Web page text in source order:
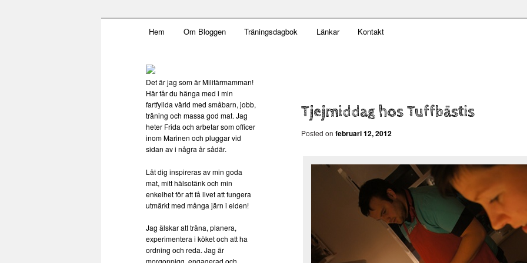
Militärmamman
Skip to primary content
Hem Om Bloggen Träningsdagbok Länkar Kontakt
Tjejmiddag hos Tuffbästis
Posted on februari 12, 2012
Det är jag som är Militärmamman!
Här får du hänga med i min
fartfyllda värld med småbarn, jobb,
träning och massa god mat. Jag
heter Frida och arbetar som officer
inom Marinen och pluggar vid
sidan av i några år sådär.
Låt dig inspireras av min goda
mat, mitt hälsotänk och min
enkelhet för att få livet att fungera
utmärkt med många järn i elden!
Jag älskar att träna, planera,
experimentera i köket och att ha
ordning och reda. Jag är